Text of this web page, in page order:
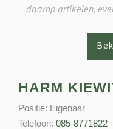
daarop artikelen,
HARM
Positie: Eigenaar
Telefoon: 085-8771822